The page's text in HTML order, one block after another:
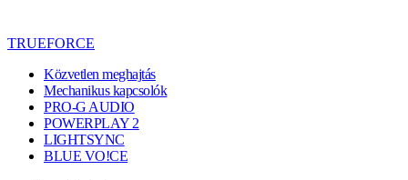
TRUEFORCE
Közvetlen meghajtás
Mechanikus kapcsolók
PRO-G AUDIO
POWERPLAY 2
LIGHTSYNC
BLUE VO!CE